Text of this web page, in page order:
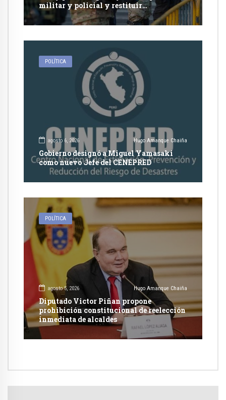
militar y policial y restituir
competencia de justicia ordinaria
POLÍTICA
agosto 6, 2026 Hugo Amanque Chaiña
Gobierno designó a Miguel Yamasaki
como nuevo Jefe del CENEPRED
POLÍTICA
agosto 5, 2026 Hugo Amanque Chaiña
Diputado Victor Piñan propone
prohibición constitucional de reelección
inmediata de alcaldes